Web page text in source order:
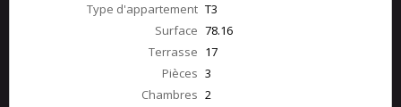
Type d'appartement T3
Surface 78.16
Terrasse 17
Pièces 3
Chambres 2